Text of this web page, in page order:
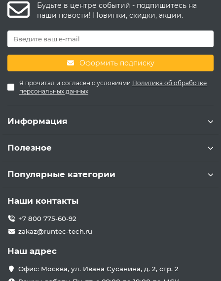
Будьте в центре событий - подпишитесь на
наши новости! Новинки, скидки, акции.
Оформить подписку
Я прочитал и согласен с условиями Политика об обработке
персональных данных
Информация
Полезное
Популярные категории
Наши контакты
+7 800 775-60-92
zakaz@runtec-tech.ru
Наш адрес
Офис: Москва, ул. Ивана Сусанина, д. 2, стр. 2